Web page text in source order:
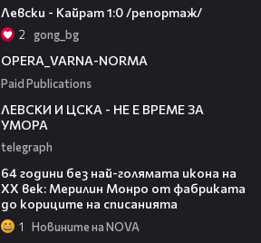
Левски - Кайрат 1:0 /репортаж/
2 gong_bg
OPERA_VARNA-NORMA
Paid Publications
ЛЕВСКИ И ЦСКА - НЕ Е ВРЕМЕ ЗА
УМОРА
telegraph
64 години без най-голямата икона на
XX век: Мерилин Монро от фабриката
до кориците на списанията
1 Новините на NOVA